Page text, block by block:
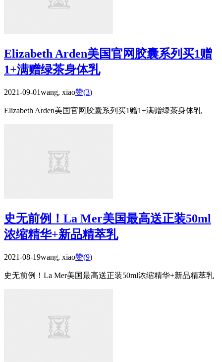
Elizabeth Arden美国官网胶囊系列买1赠
1+满赠绿茶身体乳
2021-09-01wang, xiao赞(3)
Elizabeth Arden美国官网胶囊系列买1赠1+满赠绿茶身体乳
史无前例！La Mer美国最高送正装50ml
浓缩精华+新品精萃乳
2021-08-19wang, xiao赞(9)
史无前例！La Mer美国最高送正装50ml浓缩精华+新品精萃乳